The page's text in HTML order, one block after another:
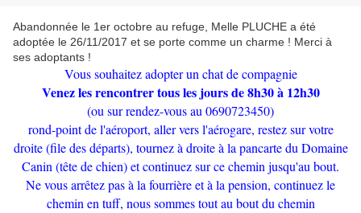
Abandonnée le 1er octobre au refuge, Melle PLUCHE a été
adoptée le 26/11/2017 et se porte comme un charme ! Merci à
ses adoptants !
Vous souhaitez adopter un chat de compagnie
Venez les rencontrer tous les jours de 8h30 à 12h30
(ou sur rendez-vous au 0690723450)
rond-point de l'aéroport, aller vers l'aérogare, restez sur votre
droite (file des départs), tournez à droite à la pancarte du Domaine
Canin (tête de chien) et continuez sur ce chemin jusqu'au bout.
Ne vous arrêtez pas à la fourrière et à la pension, continuez le
chemin en tuff, nous sommes tout au bout du chemin